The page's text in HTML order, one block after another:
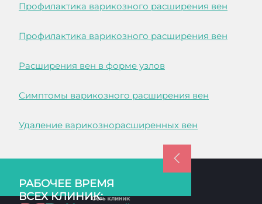
Профилактика варикозного расширения вен
Профилактика варикозного расширения вен
Расширения вен в форме узлов
Симптомы варикозного расширения вен
Удаление варикознорасширенных вен
РАБОЧЕЕ ВРЕМЯ
ВСЕХ КЛИНИК: